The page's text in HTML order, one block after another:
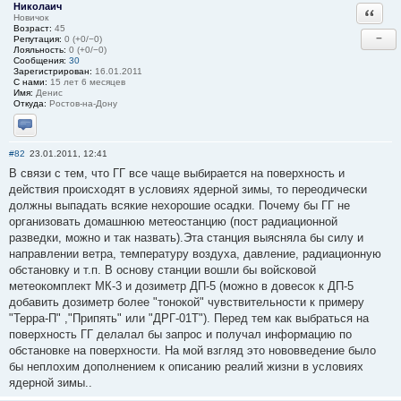
Николаич
Новичок
Возраст: 45
Репутация: 0 (+0/−0)
Лояльность: 0 (+0/−0)
Сообщения: 30
Зарегистрирован: 16.01.2011
С нами: 15 лет 6 месяцев
Имя: Денис
Откуда: Ростов-на-Дону
Отправить личное сообщение
−
#82 23.01.2011, 12:41
В связи с тем, что ГГ все чаще выбирается на поверхность и
действия происходят в условиях ядерной зимы, то переодически
должны выпадать всякие нехорошие осадки. Почему бы ГГ не
организовать домашнюю метеостанцию (пост радиационной
разведки, можно и так назвать).Эта станция выясняла бы силу и
направлении ветра, температуру воздуха, давление, радиационную
обстановку и т.п. В основу станции вошли бы войсковой
метеокомплект МК-3 и дозиметр ДП-5 (можно в довесок к ДП-5
добавить дозиметр более "тонокой" чувствительности к примеру
"Терра-П" ,"Припять" или "ДРГ-01Т"). Перед тем как выбраться на
поверхность ГГ делалал бы запрос и получал информацию по
обстановке на поверхности. На мой взгляд это нововведение было
бы неплохим дополнением к описанию реалий жизни в условиях
ядерной зимы..